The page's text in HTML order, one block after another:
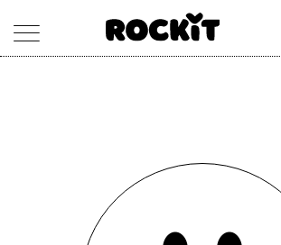
ARTISTI
CONCERTI
RADIO